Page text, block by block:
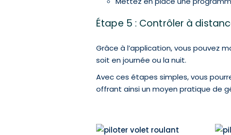
Étape 5 : Contrôler à
Grâce à l’application, vous pouvez
soit en journée ou la nuit.
Avec ces étapes simples, vous
offrant ainsi un moyen pratique de